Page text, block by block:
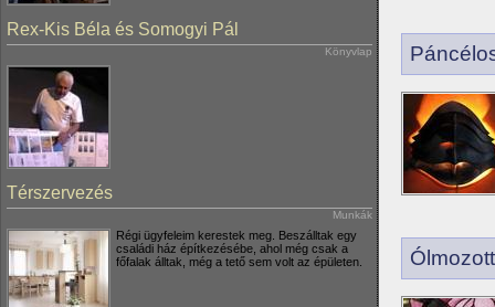
Rex-Kis Béla és Somogyi Pál
Könyvlap
Térszervezés
Munkák
Régi ügyfeleim kerestek meg. Beszálltak egy
családi ház építkezésébe, ahol még csak a
főfalak álltak, még a tető sem volt az épületen.